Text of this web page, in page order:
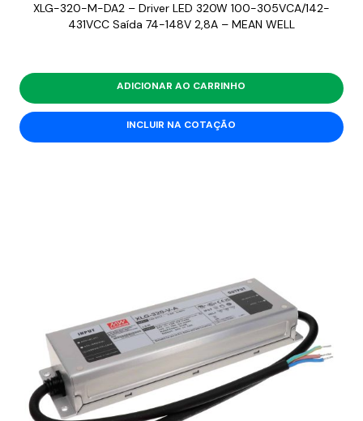
XLG-320-M-DA2 – Driver LED 320W 100-305VCA/142-
431VCC Saída 74-148V 2,8A – MEAN WELL
ADICIONAR AO CARRINHO
INCLUIR NA COTAÇÃO